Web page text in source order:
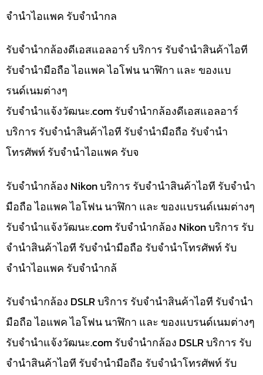
จำนำไอแพค รับจำนำกล
รับจำนำกล้องดีเอสแอลอาร์ บริการ รับจำนำสินค้าไอที
รับจำนำมือถือ ไอแพค ไอโฟน นาฬิกา และ ของแบ
รนด์เนมต่างๆ
รับจํานําแจ้งวัฒนะ.com รับจำนำกล้องดีเอสแอลอาร์
บริการ รับจำนำสินค้าไอที รับจำนำมือถือ รับจำนำ
โทรศัพท์ รับจำนำไอแพค รับจ
รับจำนำกล้อง Nikon บริการ รับจำนำสินค้าไอที รับจำนำ
มือถือ ไอแพค ไอโฟน นาฬิกา และ ของแบรนด์เนมต่างๆ
รับจํานําแจ้งวัฒนะ.com รับจำนำกล้อง Nikon บริการ รับ
จำนำสินค้าไอที รับจำนำมือถือ รับจำนำโทรศัพท์ รับ
จำนำไอแพค รับจำนำกล้
รับจำนำกล้อง DSLR บริการ รับจำนำสินค้าไอที รับจำนำ
มือถือ ไอแพค ไอโฟน นาฬิกา และ ของแบรนด์เนมต่างๆ
รับจํานําแจ้งวัฒนะ.com รับจำนำกล้อง DSLR บริการ รับ
จำนำสินค้าไอที รับจำนำมือถือ รับจำนำโทรศัพท์ รับ